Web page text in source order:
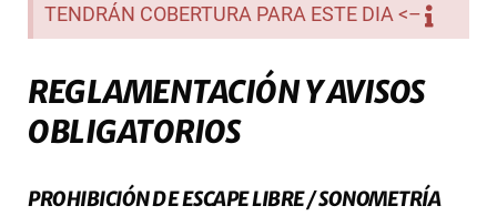
TENDRÁN COBERTURA PARA ESTE DIA <–
REGLAMENTACIÓN Y AVISOS
OBLIGATORIOS
PROHIBICIÓN DE ESCAPE LIBRE / SONOMETRÍA